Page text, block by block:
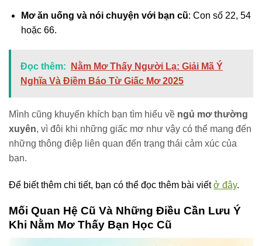
Mơ ăn uống và nói chuyện với bạn cũ: Con số 22, 54
hoặc 66.
Đọc thêm:
Nằm Mơ Thấy Người Lạ: Giải Mã Ý
Nghĩa Và Điềm Báo Từ Giấc Mơ 2025
Mình cũng khuyến khích bạn tìm hiểu về ngủ mơ thường
xuyên, vì đôi khi những giấc mơ như vậy có thể mang đến
những thông điệp liên quan đến trạng thái cảm xúc của
bạn.
Để biết thêm chi tiết, bạn có thể đọc thêm bài viếtở đây.
Mối Quan Hệ Cũ Và Những Điều Cần Lưu Ý
Khi Nằm Mơ Thấy Bạn Học Cũ